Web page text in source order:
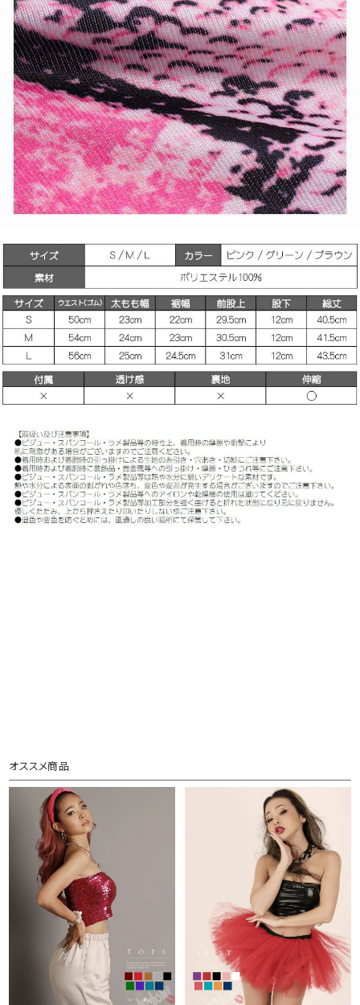
オススメ商品